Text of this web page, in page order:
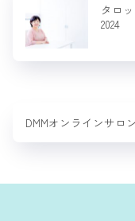
タロ
2024
DMMオンラインサロ